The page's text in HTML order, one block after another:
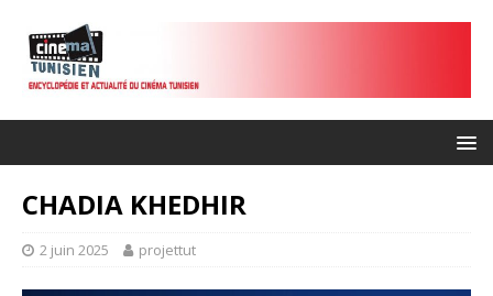
CHADIA KHEDHIR
2 juin 2025 projettut